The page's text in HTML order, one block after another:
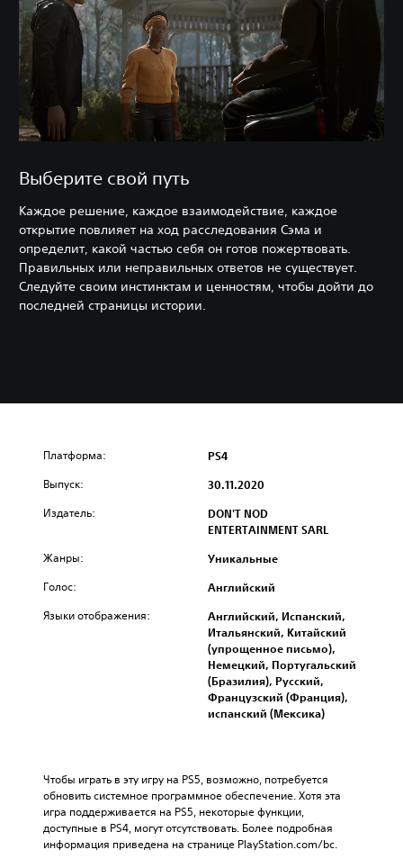
Выберите свой путь
Каждое решение, каждое взаимодействие, каждое
открытие повлияет на ход расследования Сэма и
определит, какой частью себя он готов пожертвовать.
Правильных или неправильных ответов не существует.
Следуйте своим инстинктам и ценностям, чтобы дойти до
последней страницы истории.‎
Платформа: PS4
Выпуск: 30.11.2020
Издатель:
DON'T NOD
ENTERTAINMENT SARL
Жанры: Уникальные
Голос: Английский
Языки отображения:
Английский, Испанский,
Итальянский, Китайский
(упрощенное письмо),
Немецкий, Португальский
(Бразилия), Русский,
Французский (Франция),
испанский (Мексика)
Чтобы играть в эту игру на PS5, возможно, потребуется
обновить системное программное обеспечение. Хотя эта
игра поддерживается на PS5, некоторые функции,
доступные в PS4, могут отсутствовать. Более подробная
информация приведена на странице PlayStation.com/bc.